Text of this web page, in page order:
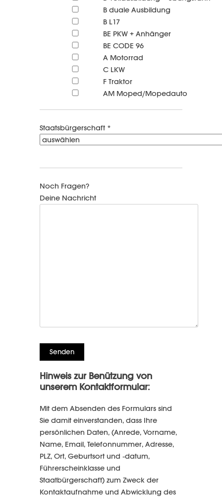
B duale Ausbildung
B L17
BE PKW + Anhänger
BE CODE 96
A Motorrad
C LKW
F Traktor
AM Moped/Mopedauto
Staatsbürgerschaft *
Noch Fragen?
Deine Nachricht
Hinweis zur Benützung von
unserem Kontaktformular:
Mit dem Absenden des Formulars sind
Sie damit einverstanden, dass Ihre
persönlichen Daten, (Anrede, Vorname,
Name, Email, Telefonnummer, Adresse,
PLZ, Ort, Geburtsort und -datum,
Führerscheinklasse und
Staatbürgerschaft) zum Zweck der
Kontaktaufnahme und Abwicklung des